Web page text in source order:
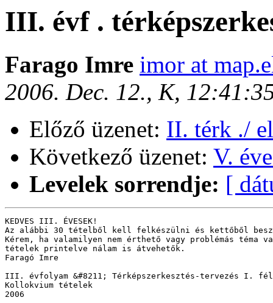
III. évf .
Farago Imre imor at
2006. Dec. 12., K,
Előző üzenet: II. térk ./
Következő üzenet: V.
Levelek sorrendje: [
KEDVES III. ÉVESEK!
Az alábbi 30 tételből kell felkészülni és kettőből
Kérem, ha valamilyen nem érthető vagy problémás
tételek printelve nálam is átvehetők.
Faragó Imre
III. évfolyam &#8211; Térképszerkesztés-tervezés I.
Kollokvium tételek
2006